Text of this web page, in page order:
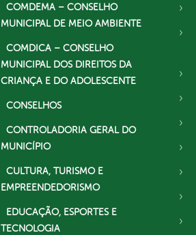
COMDEMA – CONSELHO
MUNICIPAL DE MEIO AMBIENTE
COMDICA – CONSELHO
MUNICIPAL DOS DIREITOS DA
CRIANÇA E DO ADOLESCENTE
CONSELHOS
CONTROLADORIA GERAL DO
MUNICÍPIO
CULTURA, TURISMO E
EMPREENDEDORISMO
EDUCAÇÃO, ESPORTES E
TECNOLOGIA